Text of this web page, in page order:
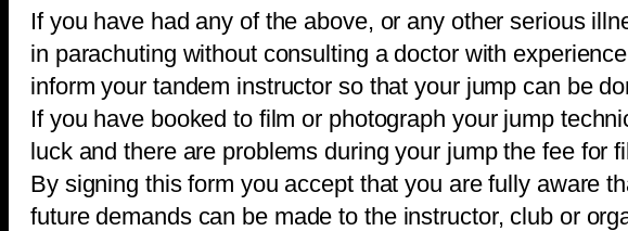
If you have had any of the above, or any other serious
in parachuting without consulting a doctor with
inform your tandem instructor so that your jump can be
If you have booked to film or photograph your jump
luck and there are problems during your jump the fee for
By signing this form you accept that you are fully aware
future demands can be made to the instructor, club or